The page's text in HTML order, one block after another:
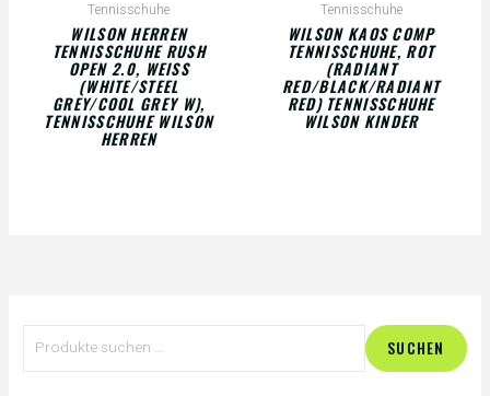
Tennisschuhe
WILSON HERREN
TENNISSCHUHE RUSH
OPEN 2.0, WEISS (
WHITE/STEEL G
REY/COOL GREY W), T
ENNISSCHUHE WILSON H
ERREN
Tennisschuhe
WILSON KAOS COMP
TENNISSCHUHE, ROT
(RADIANT
RED/BLACK/RADIANT
RED) TENNISSCHUHE
WILSON KINDER
SUCHEN